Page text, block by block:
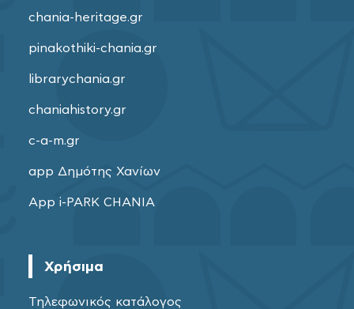
chania-heritage.gr
pinakothiki-chania.gr
librarychania.gr
chaniahistory.gr
c-a-m.gr
app Δημότης Χανίων
App i-PARK CHANIA
Χρήσιμα
Τηλεφωνικός κατάλογος